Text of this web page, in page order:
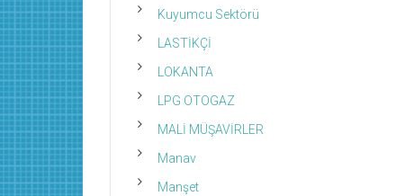
Kuyumcu Sektörü
LASTİKÇİ
LOKANTA
LPG OTOGAZ
MALİ MÜŞAVİRLER
Manav
Manşet